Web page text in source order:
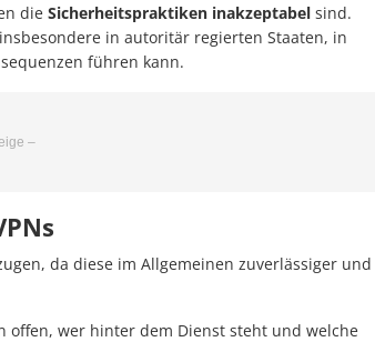
die Sicherheitspraktiken inakzeptabel sind.
in autoritär regierten Staaten, in
führen kann.
da diese im Allgemeinen zuverlässiger und
offen, wer hinter dem Dienst steht und welche